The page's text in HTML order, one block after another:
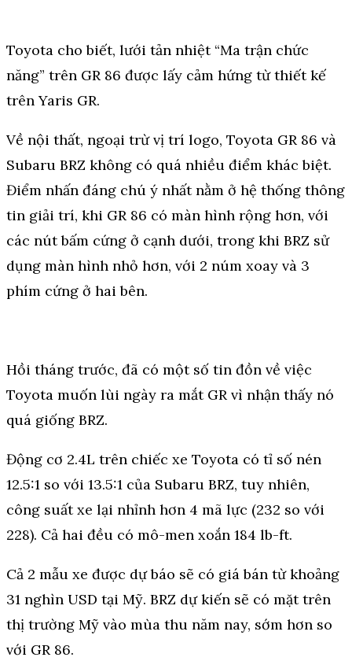
Toyota cho biết, lưới tản nhiệt “Ma trận chức
năng” trên GR 86 được lấy cảm hứng từ thiết kế
trên Yaris GR.
Về nội thất, ngoại trừ vị trí logo, Toyota GR 86 và
Subaru BRZ không có quá nhiều điểm khác biệt.
Điểm nhấn đáng chú ý nhất nằm ở hệ thống thông
tin giải trí, khi GR 86 có màn hình rộng hơn, với
các nút bấm cứng ở cạnh dưới, trong khi BRZ sử
dụng màn hình nhỏ hơn, với 2 núm xoay và 3
phím cứng ở hai bên.
Hồi tháng trước, đã có một số tin đồn về việc
Toyota muốn lùi ngày ra mắt GR vì nhận thấy nó
quá giống BRZ.
Động cơ 2.4L trên chiếc xe Toyota có tỉ số nén
12.5:1 so với 13.5:1 của Subaru BRZ, tuy nhiên,
công suất xe lại nhỉnh hơn 4 mã lực (232 so với
228). Cả hai đều có mô-men xoắn 184 lb-ft.
Cả 2 mẫu xe được dự báo sẽ có giá bán từ khoảng
31 nghìn USD tại Mỹ. BRZ dự kiến sẽ có mặt trên
thị trường Mỹ vào mùa thu năm nay, sớm hơn so
với GR 86.